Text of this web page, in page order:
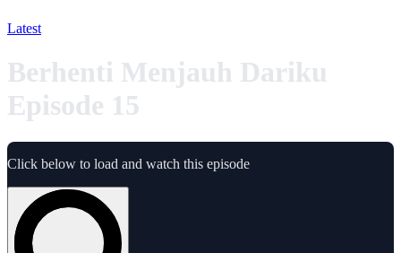
Latest
Berhenti Menjauh Dariku
Episode 15
Click below to load and watch this episode